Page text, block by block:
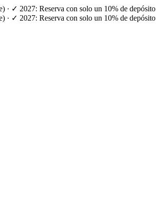
· ✓ 2027: Reserva con solo un 10% de depósito
· ✓ 2027: Reserva con solo un 10% de depósito